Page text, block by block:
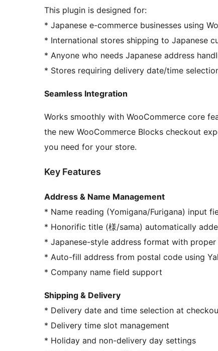
This plugin is designed for:
* Japanese e-commerce businesses using
* International stores shipping to Japanese
* Anyone who needs Japanese address
* Stores requiring delivery date/time
Seamless Integration
Works smoothly with WooCommerce core
the new WooCommerce Blocks checkout
you need for your store.
Key Features
Address & Name Management
* Name reading (Yomigana/Furigana) input
* Honorific title (様/sama) automatically
* Japanese-style address format with
* Auto-fill address from postal code using
* Company name field support
Shipping & Delivery
* Delivery date and time selection at
* Delivery time slot management
* Holiday and non-delivery day settings